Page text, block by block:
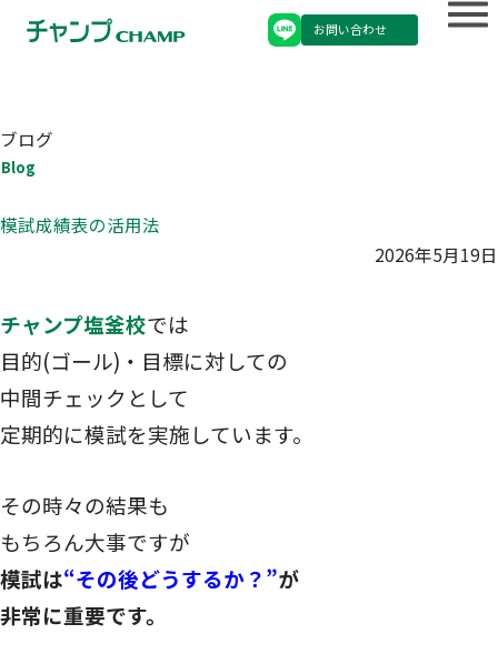
お問い合わせ
ブログ
Blog
模試成績表の活用法
2026年5月19日
チャンプ塩釜校では
目的(ゴール)・目標に対しての
中間チェックとして
定期的に模試を実施しています。
その時々の結果も
もちろん大事ですが
模試は“その後どうするか？”が
非常に重要です。